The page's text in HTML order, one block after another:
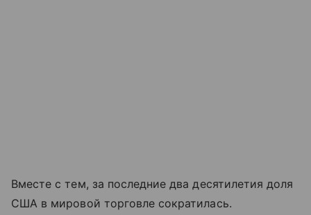
Вместе с тем, за последние два десятилетия доля
США в мировой торговле сократилась.